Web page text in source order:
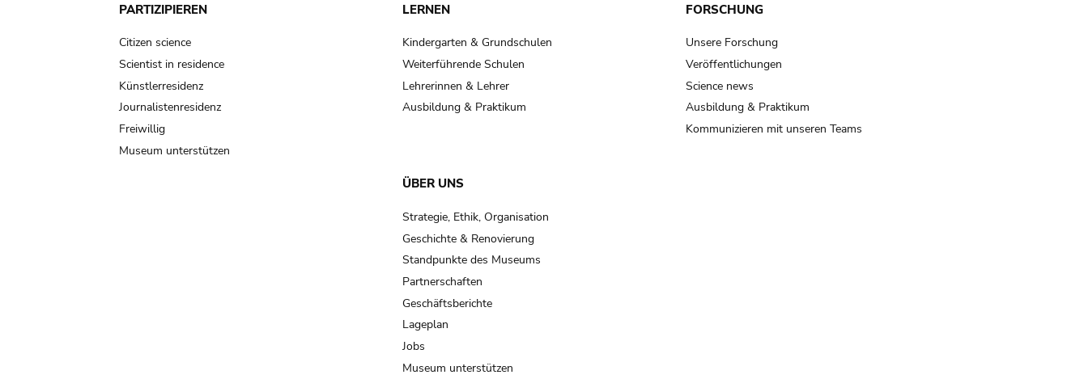
PARTIZIPIEREN
Citizen science
Scientist in residence
Künstlerresidenz
Journalistenresidenz
Freiwillig
Museum unterstützen
LERNEN
Kindergarten & Grundschulen
Weiterführende Schulen
Lehrerinnen & Lehrer
Ausbildung & Praktikum
FORSCHUNG
Unsere Forschung
Veröffentlichungen
Science news
Ausbildung & Praktikum
Kommunizieren mit unseren Teams
ÜBER UNS
Strategie, Ethik, Organisation
Geschichte & Renovierung
Standpunkte des Museums
Partnerschaften
Geschäftsberichte
Lageplan
Jobs
Museum unterstützen